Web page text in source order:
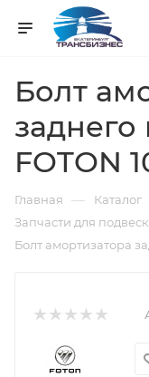
Болт
FOTON
Главная — Каталог
Запчасти для
Болт амортизатора